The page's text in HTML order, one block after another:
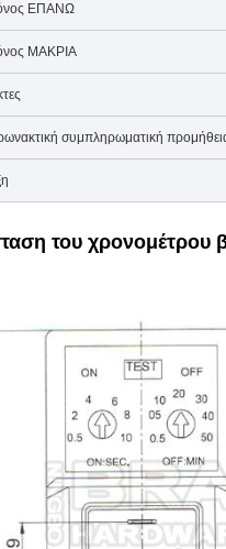
ΕΠΑΝΩ
ΜΑΚΡΙΑ
συμπληρωματική
του